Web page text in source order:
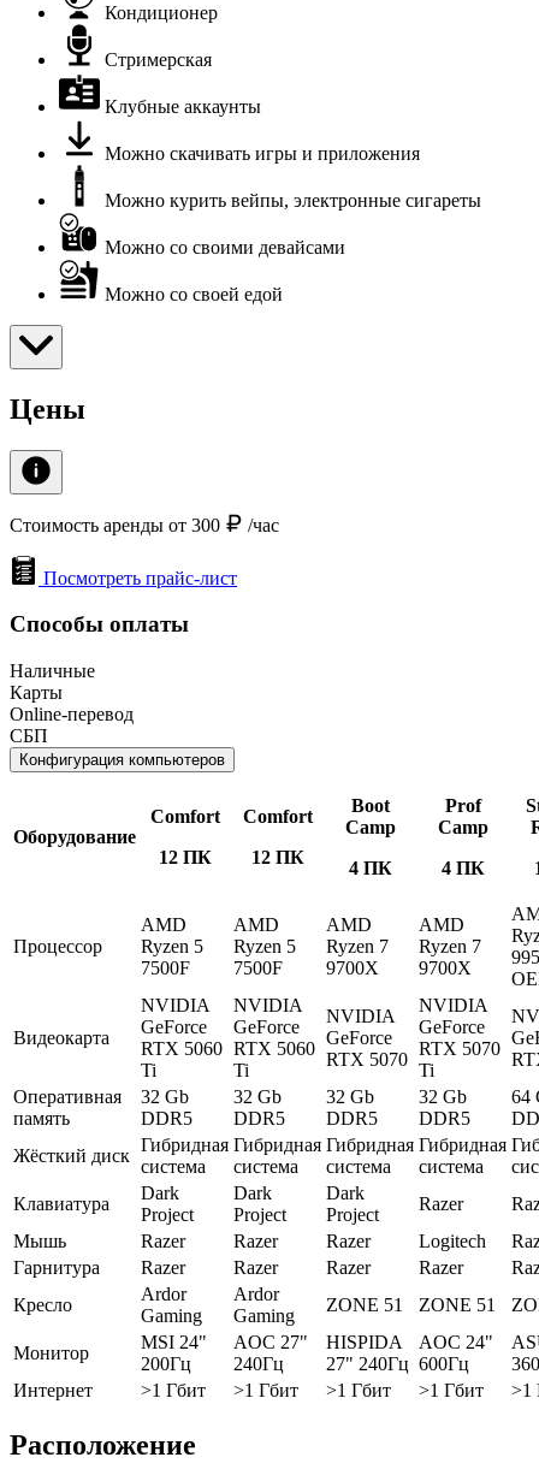
Кондиционер
Стримерская
Клубные аккаунты
Можно скачивать игры и приложения
Можно курить вейпы, электронные сигареты
Можно со своими девайсами
Можно со своей едой
Цены
Стоимость аренды от 300 /час
Посмотреть прайс-лист
Способы оплаты
Наличные
Карты
Online-перевод
СБП
Конфигурация компьютеров
Оборудование
Comfort
12 ПК
Comfort
12 ПК
Boot
Camp
4 ПК
Prof
Camp
4 ПК
Процессор
AMD
Ryzen 5
7500F
AMD
Ryzen 5
7500F
AMD
Ryzen 7
9700X
AMD
Ryzen 7
9700X
Видеокарта
NVIDIA
GeForce
RTX 5060
Ti
NVIDIA
GeForce
RTX 5060
Ti
NVIDIA
GeForce
RTX 5070
NVIDIA
GeForce
RTX 5070
Ti
Оперативная
память
32 Gb
DDR5
32 Gb
DDR5
32 Gb
DDR5
32 Gb
DDR5
64
Жёсткий диск
Гибридная
система
Гибридная
система
Гибридная
система
Гибридная
система
Клавиатура
Dark
Project
Dark
Project
Dark
Project
Razer
Мышь
Razer Razer Razer Logitech
Гарнитура
Razer Razer Razer Razer
Кресло
Ardor
Gaming
Ardor
Gaming
ZONE 51 ZONE 51
Монитор
MSI 24"
200Гц
AOC 27"
240Гц
HISPIDA
27" 240Гц
AOC 24"
600Гц
Интернет
>1 Гбит >1 Гбит >1 Гбит >1 Гбит >1
Расположение